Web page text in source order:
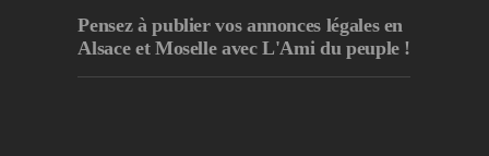
Pensez à publiervos annonces légales en
Alsace et Moselle avec L'Ami du peuple !